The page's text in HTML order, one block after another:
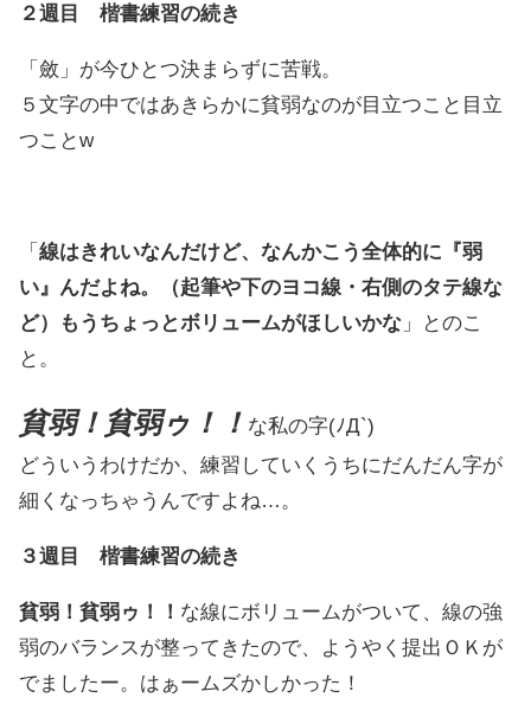
２週目 楷書練習の続き
「斂」が今ひとつ決まらずに苦戦。
５文字の中ではあきらかに貧弱なのが目立つこと目立
つことw
「 線はきれいなんだけど、なんかこう全体的に『弱
い』んだよね。（起筆や下のヨコ線・右側のタテ線な
ど）もうちょっとボリュームがほしいかな 」とのこ
と。
貧弱！貧弱ゥ！！ な私の字(ﾉД`)
どういうわけだか、練習していくうちにだんだん字が
細くなっちゃうんですよね…。
３週目 楷書練習の続き
貧弱！貧弱ゥ！！ な線にボリュームがついて、線の強
弱のバランスが整ってきたので、ようやく提出ＯＫが
でましたー。はぁームズかしかった！